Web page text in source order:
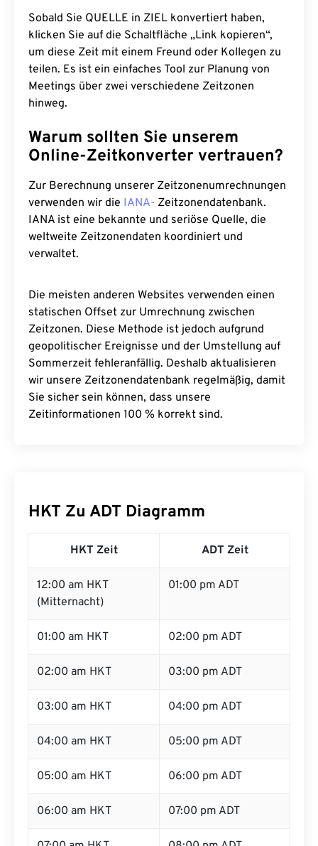
Sobald Sie QUELLE in ZIEL konvertiert haben,
klicken Sie auf die Schaltfläche „Link kopieren“,
um diese Zeit mit einem Freund oder Kollegen zu
teilen. Es ist ein einfaches Tool zur Planung von
Meetings über zwei verschiedene Zeitzonen
hinweg.
Warum sollten Sie unserem
Online-Zeitkonverter vertrauen?
Zur Berechnung unserer Zeitzonenumrechnungen
verwenden wir die IANA- Zeitzonendatenbank.
IANA ist eine bekannte und seriöse Quelle, die
weltweite Zeitzonendaten koordiniert und
verwaltet.
Die meisten anderen Websites verwenden einen
statischen Offset zur Umrechnung zwischen
Zeitzonen. Diese Methode ist jedoch aufgrund
geopolitischer Ereignisse und der Umstellung auf
Sommerzeit fehleranfällig. Deshalb aktualisieren
wir unsere Zeitzonendatenbank regelmäßig, damit
Sie sicher sein können, dass unsere
Zeitinformationen 100 % korrekt sind.
HKT Zu ADT Diagramm
HKT Zeit ADT Zeit
12:00 am HKT
(Mitternacht)
01:00 pm ADT
01:00 am HKT 02:00 pm ADT
02:00 am HKT 03:00 pm ADT
03:00 am HKT 04:00 pm ADT
04:00 am HKT 05:00 pm ADT
05:00 am HKT 06:00 pm ADT
06:00 am HKT 07:00 pm ADT